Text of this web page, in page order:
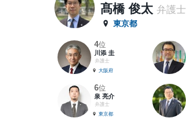
髙橋 俊太 弁護士
東京都
4位
川添 圭
弁護士
大阪府
6位
泉 亮介
弁護士
東京都